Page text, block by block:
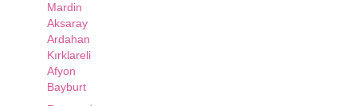
Mardin
Aksaray
Ardahan
Kırklareli
Afyon
Bayburt